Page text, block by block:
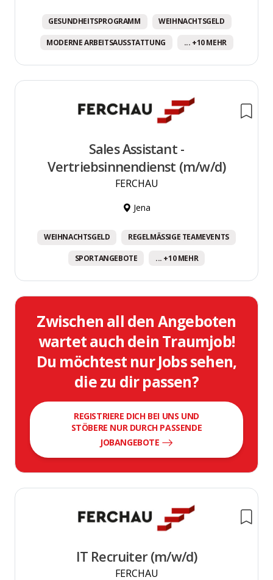
GESUNDHEITSPROGRAMM WEIHNACHTSGELD
MODERNE ARBEITSAUSSTATTUNG ... +10 MEHR
Sales Assistant -
Vertriebsinnendienst (m/w/d)
FERCHAU
Jena
WEIHNACHTSGELD REGELMÄSSIGE TEAMEVENTS
SPORTANGEBOTE ... +10 MEHR
Zwischen all den Angeboten
wartet auch dein Traumjob!
Du möchtest nur Jobs sehen,
die zu dir passen?
REGISTRIERE DICH BEI UNS UND
STÖBERE NUR DURCH PASSENDE
JOBANGEBOTE
IT Recruiter (m/w/d)
FERCHAU